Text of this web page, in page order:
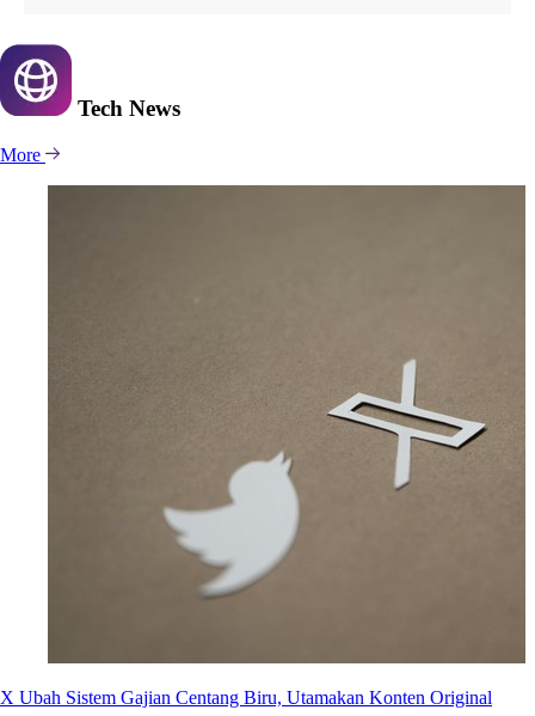
Tech News
More
X Ubah Sistem Gajian Centang Biru, Utamakan Konten Original